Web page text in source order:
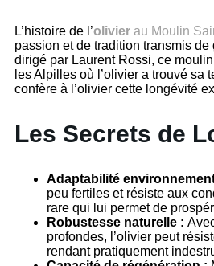
L’histoire de l’olivier au Moulin
passion et de tradition transmis
dirigé par Laurent Rossi, ce
les Alpilles où l’olivier a trouvé sa
confère à l’olivier cette longévité
Les Secrets de
Adaptabilité
peu fertiles et résiste aux
rare qui lui permet de
Robustesse naturelle :
profondes, l’olivier peut
rendant pratiquement